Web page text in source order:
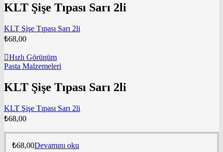
KLT Şişe Tıpası Sarı 2li
KLT Şişe Tıpası Sarı 2li
₺68,00
Hızlı Görünüm
Pasta Malzemeleri
KLT Şişe Tıpası Sarı 2li
KLT Şişe Tıpası Sarı 2li
₺68,00
₺68,00Devamını oku